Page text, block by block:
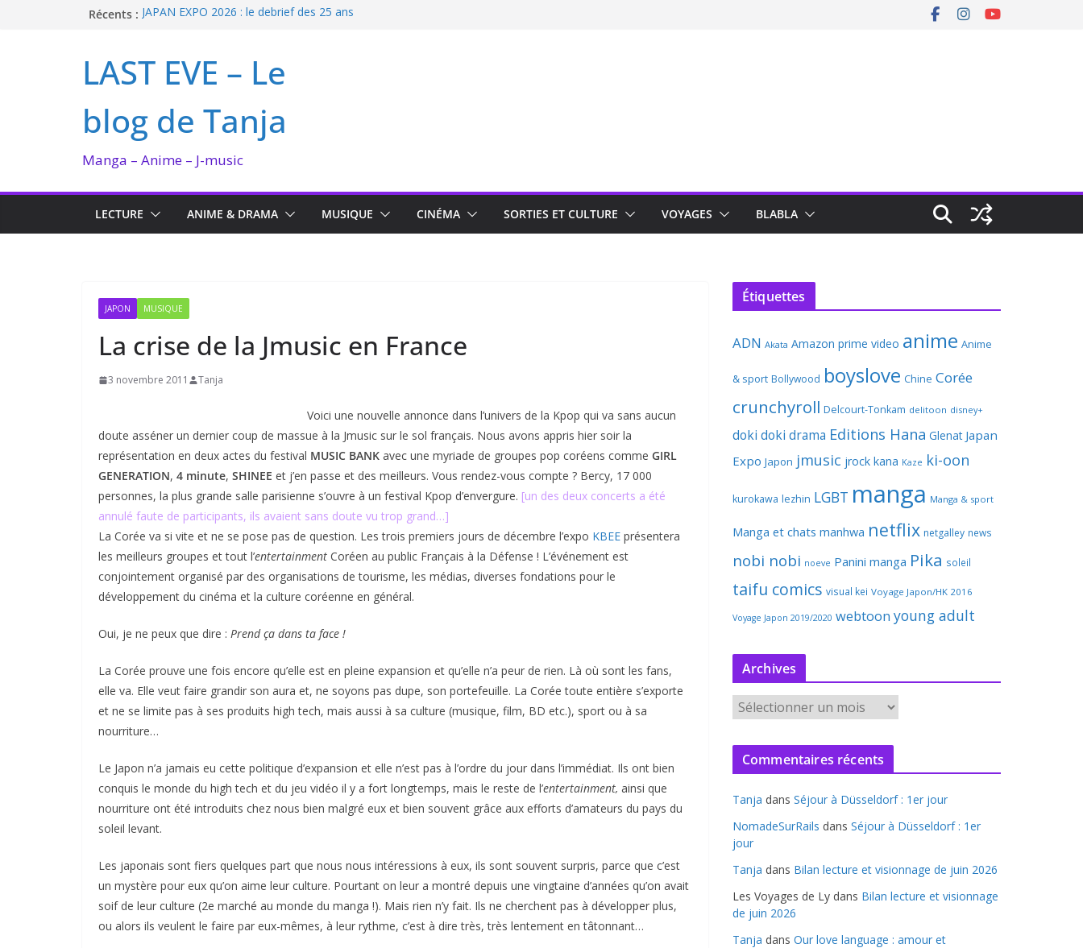
Récents : JAPAN EXPO 2026 : le debrief des 25 ans
I’m not in love de Zeniko Sumiya
Enomoto n’est pas un ange
LAST EVE – Le
blog de Tanja
Manga – Anime – J-music
LECTURE ANIME & DRAMA MUSIQUE CINÉMA SORTIES ET CULTURE VOYAGES BLABLA
JAPON MUSIQUE
La crise de la Jmusic en France
3 novembre 2011 Tanja
Voici une nouvelle annonce dans l’univers de la Kpop qui va sans aucun
doute asséner un dernier coup de massue à la Jmusic sur le sol français. Nous avons appris hier soir la
représentation en deux actes du festival MUSIC BANK avec une myriade de groupes pop coréens comme GIRL
GENERATION, 4 minute, SHINEE et j’en passe et des meilleurs. Vous rendez-vous compte ? Bercy, 17 000
personnes, la plus grande salle parisienne s’ouvre à un festival Kpop d’envergure. [un des deux concerts a été
annulé faute de participants, ils avaient sans doute vu trop grand…]
La Corée va si vite et ne se pose pas de question. Les trois premiers jours de décembre l’expo KBEE présentera
les meilleurs groupes et tout l’entertainment Coréen au public Français à la Défense ! L’événement est
conjointement organisé par des organisations de tourisme, les médias, diverses fondations pour le
développement du cinéma et la culture coréenne en général.
Oui, je ne peux que dire : Prend ça dans ta face !
La Corée prouve une fois encore qu’elle est en pleine expansion et qu’elle n’a peur de rien. Là où sont les fans,
elle va. Elle veut faire grandir son aura et, ne soyons pas dupe, son portefeuille. La Corée toute entière s’exporte
et ne se limite pas à ses produits high tech, mais aussi à sa culture (musique, film, BD etc.), sport ou à sa
nourriture…
Le Japon n’a jamais eu cette politique d’expansion et elle n’est pas à l’ordre du jour dans l’immédiat. Ils ont bien
conquis le monde du high tech et du jeu vidéo il y a fort longtemps, mais le reste de l’entertainment, ainsi que
nourriture ont été introduits chez nous bien malgré eux et bien souvent grâce aux efforts d’amateurs du pays du
soleil levant.
Les japonais sont fiers quelques part que nous nous intéressions à eux, ils sont souvent surpris, parce que c’est
un mystère pour eux qu’on aime leur culture. Pourtant on leur a montré depuis une vingtaine d’années qu’on avait
soif de leur culture (2e marché au monde du manga !). Mais rien n’y fait. Ils ne cherchent pas à développer plus,
ou alors ils veulent le faire par eux-mêmes, à leur rythme, c’est à dire très, très lentement en tâtonnant…
Étiquettes
ADN Akata Amazon prime video anime Anime
& sport Bollywood boyslove Chine Corée
crunchyroll Delcourt-Tonkam delitoon disney+
doki doki drama Editions Hana Glenat Japan
Expo Japon jmusic jrock kana Kaze ki-oon
kurokawa lezhin LGBT manga Manga & sport
Manga et chats manhwa netflix netgalley news
nobi nobi noeve Panini manga Pika soleil
taifu comics visual kei Voyage Japon/HK 2016
Voyage Japon 2019/2020 webtoon young adult
Archives
r
c
v
e
s
Commentaires récents
Tanja dans Séjour à Düsseldorf : 1er jour
NomadeSurRails dans Séjour à Düsseldorf : 1er
jour
Tanja dans Bilan lecture et visionnage de juin 2026
Les Voyages de Ly dans Bilan lecture et visionnage
de juin 2026
Tanja dans Our love language : amour et